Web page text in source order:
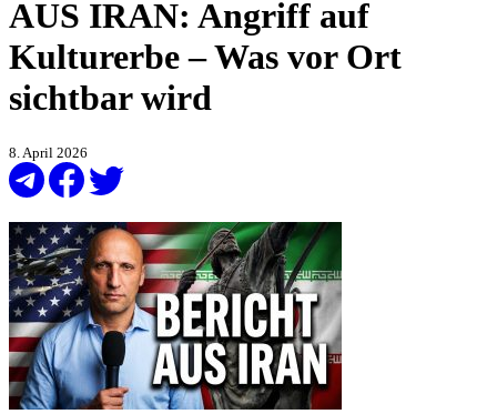
AUS IRAN: Angriff auf
Kulturerbe – Was vor Ort
sichtbar wird
8. April 2026